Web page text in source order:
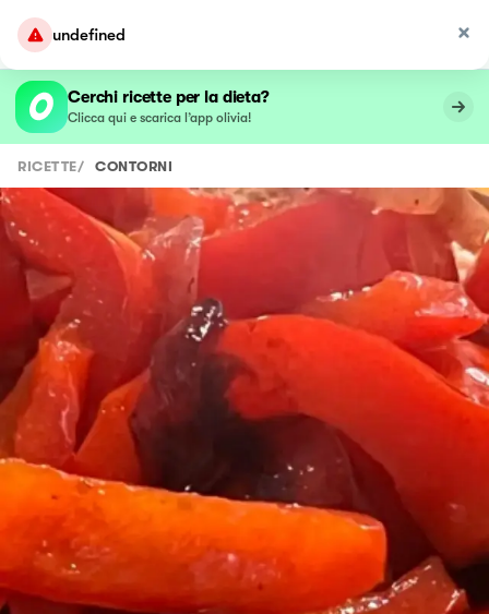
undefined
Cerchi ricette per la dieta?
Clicca qui e scarica l’app olivia!
RICETTE/ CONTORNI